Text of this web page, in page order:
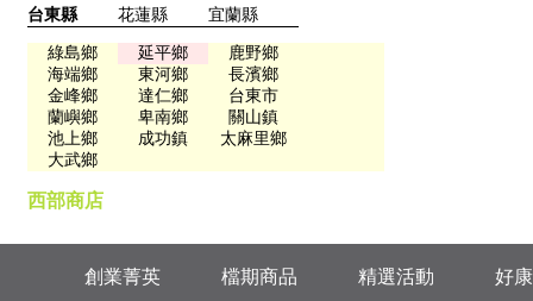
台東縣 花蓮縣 宜蘭縣
綠島鄉 延平鄉
鹿野鄉
海端鄉
東河鄉
長濱鄉
金峰鄉
達仁鄉
台東市
蘭嶼鄉
卑南鄉
關山鎮
池上鄉
成功鎮
太麻里鄉
大武鄉
西部商店
創業菁英
檔期商品
精選活動
好